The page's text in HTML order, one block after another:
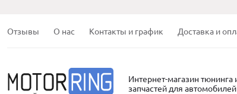
Отзывы О нас Контакты и график Доставка и
Интернет-магазин тюнинга
запчастей для